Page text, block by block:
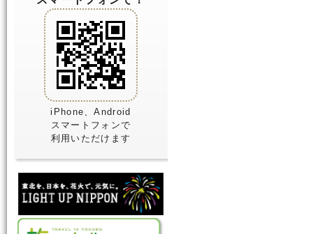
iPhone、Android
スマートフォンで
利用いただけます